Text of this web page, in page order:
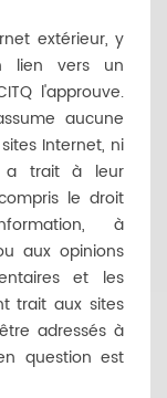
extérieur, y
lien vers un
l'approuve.
aucune
Internet, ni
a trait à leur
le droit
à
aux opinions
et les
trait aux sites
adressés à
question est